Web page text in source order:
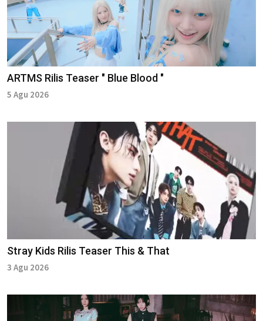
ARTMS Rilis Teaser " Blue Blood "
5 Agu 2026
Stray Kids Rilis Teaser This & That
3 Agu 2026